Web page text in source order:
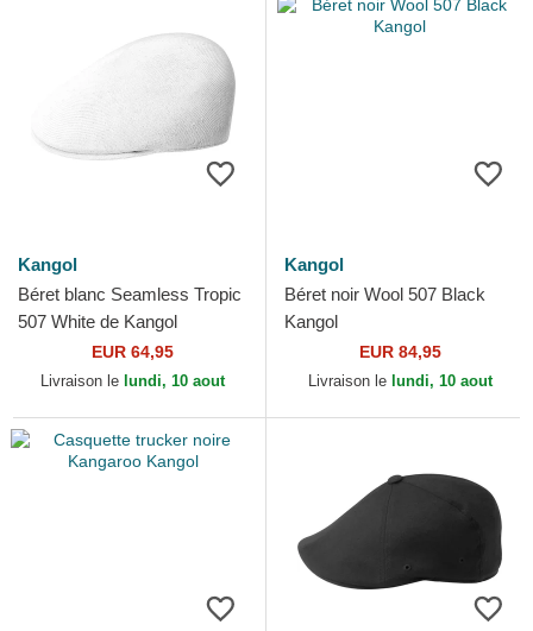
Kangol
Béret blanc Seamless Tropic
507 White de Kangol
EUR 64,95
Livraison le lundi, 10 aout
Kangol
Béret noir Wool 507 Black
Kangol
EUR 84,95
Livraison le lundi, 10 aout